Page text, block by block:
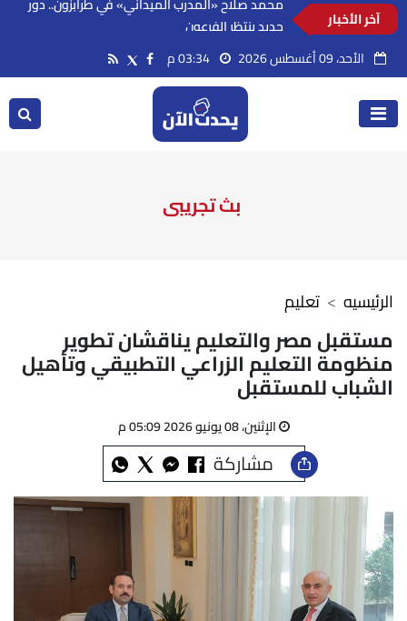
آخر الأخبار
محمد صلاح «المدرب الميداني» في طرابزون.. دور
الأحد، 09 أغسطس 2026
بث تجريبى
تعليم الرئيسيه
مستقبل مصر والتعليم يناقشان تطوير
منظومة التعليم الزراعي التطبيقي وتأهيل
الشباب للمستقبل
الإثنين، 08 يونيو 2026 05:09 م
مشاركة